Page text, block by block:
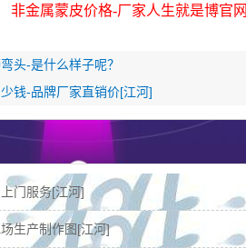
非金属蒙皮价格-厂家人生就是博官
头-是什么样子呢？
钱-品牌厂家直销价[江河]
门服务[江河]
生产制作图[江河]